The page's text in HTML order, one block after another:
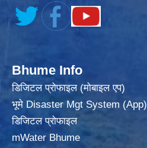
Bhume Info
डिजिटल प्रोफाइल (मोबाइल एप)
भूमे Disaster Mgt System (App)
डिजिटल प्रोफाइल
mWater Bhume